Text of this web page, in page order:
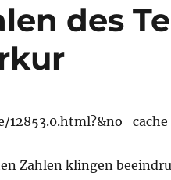
des
Zahlen klingen